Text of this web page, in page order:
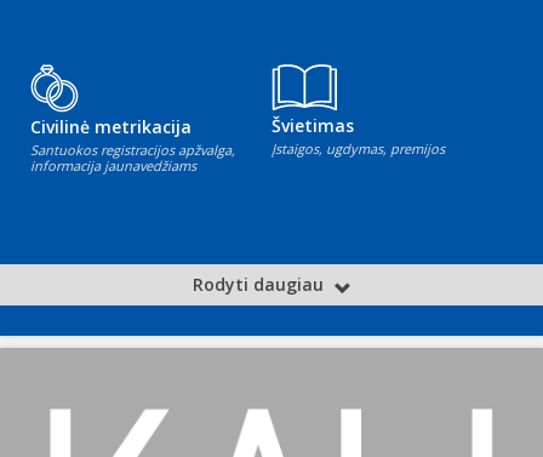
Civilinė metrikacija
Santuokos registracijos apžvalga,
informacija jaunavedžiams
Švietimas
Įstaigos, ugdymas, premijos
Rodyti daugiau